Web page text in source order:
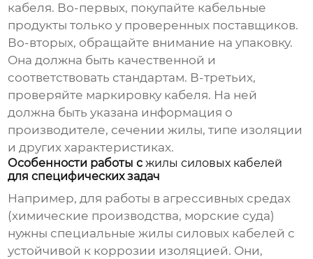
кабеля. Во-первых, покупайте кабельные
продукты только у проверенных поставщиков.
Во-вторых, обращайте внимание на упаковку.
Она должна быть качественной и
соответствовать стандартам. В-третьих,
проверяйте маркировку кабеля. На ней
должна быть указана информация о
производителе, сечении жилы, типе изоляции
и других характеристиках.
Особенности работы сжилы силовых кабелей
для специфических задач
Например, для работы в агрессивных средах
(химические производства, морские суда)
нужны специальныежилы силовых кабелей с
устойчивой к коррозии изоляцией. Они,